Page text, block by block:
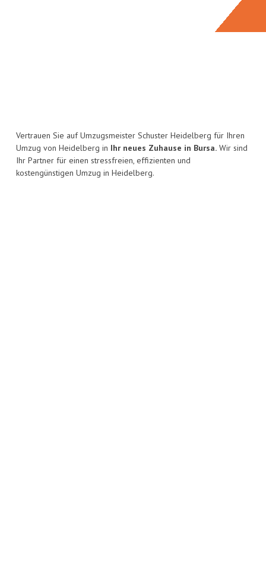
Vertrauen Sie auf Umzugsmeister Schuster Heidelberg für Ihren
Umzug von Heidelberg in Ihr neues Zuhause in Bursa. Wir sind
Ihr Partner für einen stressfreien, effizienten und
kostengünstigen Umzug in Heidelberg.